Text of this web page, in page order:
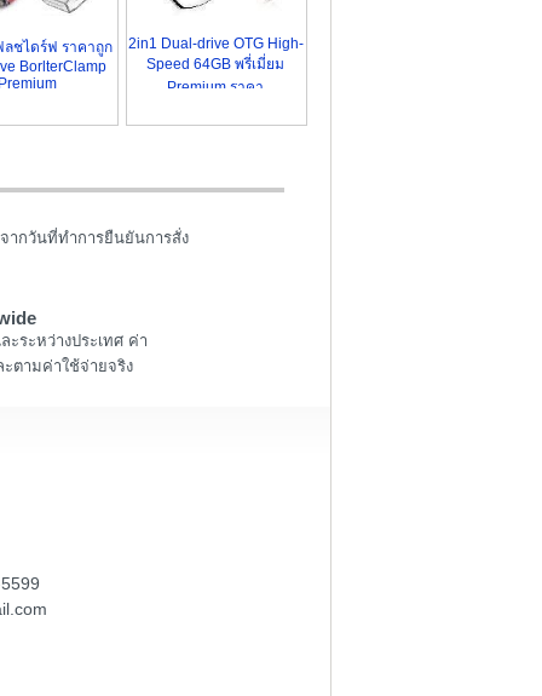
ชไดร์ฟ ราคาถูก
BorlterClamp
2in1 Dual-drive OTG High-
Speed 64GB พรี่เมี่ยม
Premium ราคา
ากวันที่ทำการยืนยันการสั่ง
ะระหว่างประเทศ ค่า
ตามค่าใช้จ่ายจริง